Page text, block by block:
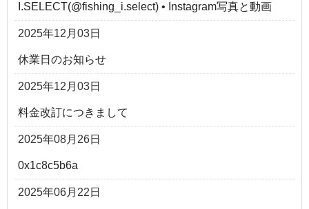
I.SELECT(@fishing_i.select) • Instagram写真と動画
2025年12月03日
休業日のお知らせ
2025年12月03日
料金改訂につきまして
2025年08月26日
0x1c8c5b6a
2025年06月22日